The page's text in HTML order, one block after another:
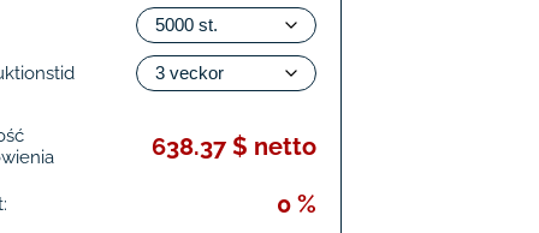
638.37 $ netto
0 %